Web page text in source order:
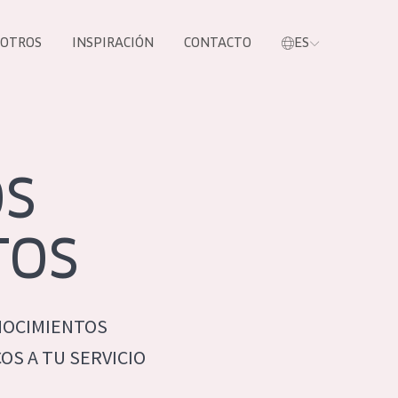
NUESTROS
INSPIRACIÓN CONTACTO ES
A TU SERVICIO